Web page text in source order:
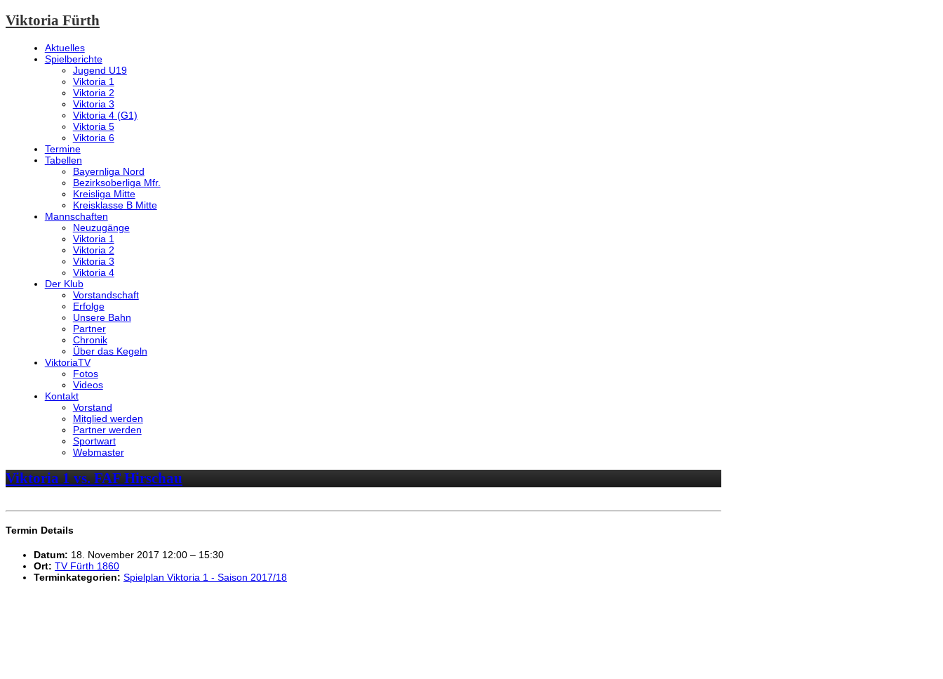
Viktoria Fürth
Aktuelles
Spielberichte
Jugend U19
Viktoria 1
Viktoria 2
Viktoria 3
Viktoria 4 (G1)
Viktoria 5
Viktoria 6
Termine
Tabellen
Bayernliga Nord
Bezirksoberliga Mfr.
Kreisliga Mitte
Kreisklasse B Mitte
Mannschaften
Neuzugänge
Viktoria 1
Viktoria 2
Viktoria 3
Viktoria 4
Der Klub
Vorstandschaft
Erfolge
Unsere Bahn
Partner
Chronik
Über das Kegeln
ViktoriaTV
Fotos
Videos
Kontakt
Vorstand
Mitglied werden
Partner werden
Sportwart
Webmaster
Viktoria 1 vs. FAF Hirschau
Termin Details
Datum: 18. November 2017 12:00 – 15:30
Ort: TV Fürth 1860
Terminkategorien: Spielplan Viktoria 1 - Saison 2017/18